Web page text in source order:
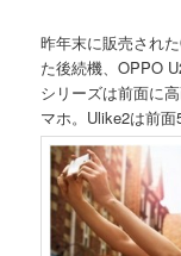
昨年末に販売され
た後続機、OPPO
シリーズは前面に
マホ。Ulike2は前面